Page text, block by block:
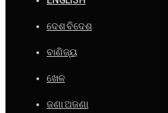
ଦେଶ ବିଦେଶ
ବାଣିଜ୍ୟ
ଖେଳ
ଜଣା ଅଜଣା